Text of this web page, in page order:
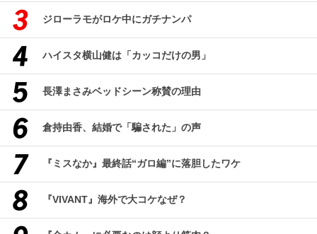
ジローラモがロケ中にガチナンパ
ハイスタ横山健は「カッコだけの男」
長澤まさみベッドシーン称賛の理由
倉持由香、結婚で「騙された」の声
『ミスなか』最終話“ガロ編”に落胆したワケ
『VIVANT』海外で大コケなぜ？